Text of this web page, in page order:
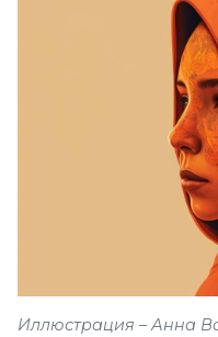
Иллюстрация – Анна